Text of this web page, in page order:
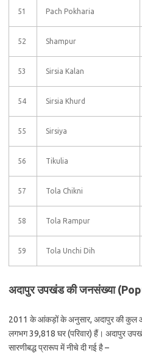
51 Pach Pokharia
52 Shampur
53 Sirsia Kalan
54 Sirsia Khurd
55 Sirsiya
56 Tikulia
57 Tola Chikni
58 Tola Rampur
59 Tola Unchi Dih
अदापुर उपखंड की जनसंख्या
2011 के आंकड़ों के अनुसार, अदापुर की कुल
लगभग 39,818 घर (परिवार) हैं। अदापुर
सारणीबद्ध प्रारूप में नीचे दी गई है –